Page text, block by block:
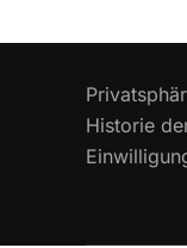
Historie